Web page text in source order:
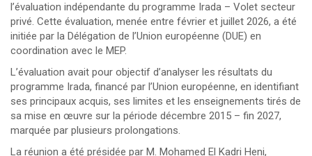
l’évaluation indépendante du programme Irada – Volet secteur
privé. Cette évaluation, menée entre février et juillet 2026, a été
initiée par la Délégation de l’Union européenne (DUE) en
coordination avec le MEP.
L’évaluation avait pour objectif d’analyser les résultats du
programme Irada, financé par l’Union européenne, en identifiant
ses principaux acquis, ses limites et les enseignements tirés de
sa mise en œuvre sur la période décembre 2015 – fin 2027,
marquée par plusieurs prolongations.
La réunion a été présidée par M. Mohamed El Kadri Heni,